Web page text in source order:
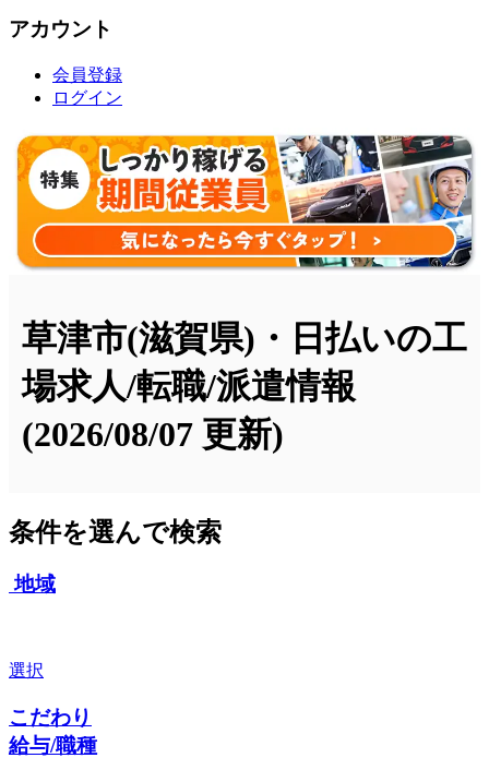
アカウント
会員登録
ログイン
草津市(滋賀県)・日払いの工
場求人/転職/派遣情報
(2026/08/07 更新)
条件を選んで検索
地域
選択
こだわり
給与/職種